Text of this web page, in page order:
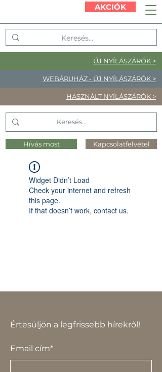
ÚJ NYÍLÁSZÁRÓK >
WEBÁRUHÁZ - ÚJ NYÍLÁSZÁRÓK >
HASZNÁLT NYÍLÁSZÁRÓK >
AKCIÓK
Hívás most Kapcsolatfelvétel
Widget Didn’t Load
Check your internet and refresh
this page.
If that doesn’t work, contact us.
Értesüljön a legfrissebb hírekről!
Email cím*